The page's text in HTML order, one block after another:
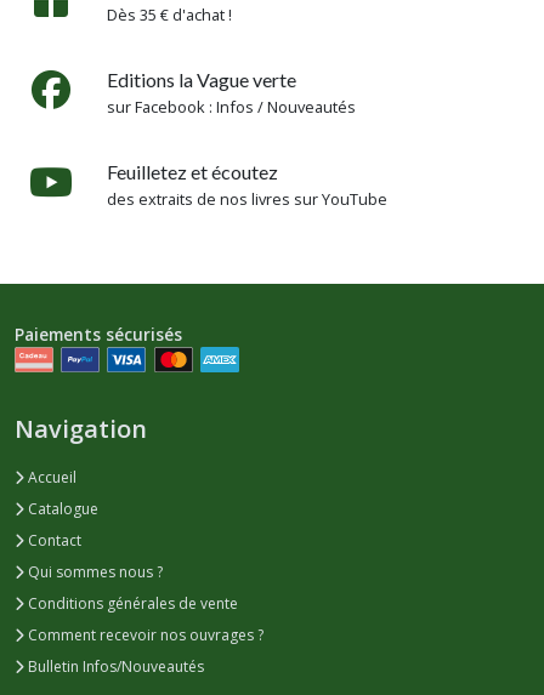
Dès 35 € d'achat !
Editions la Vague verte
sur Facebook : Infos / Nouveautés
Feuilletez et écoutez
des extraits de nos livres sur YouTube
Paiements sécurisés
Navigation
Accueil
Catalogue
Contact
Qui sommes nous ?
Conditions générales de vente
Comment recevoir nos ouvrages ?
Bulletin Infos/Nouveautés